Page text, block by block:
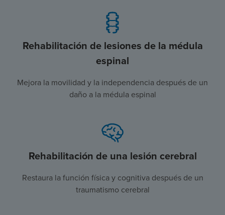
Rehabilitación de lesiones de la médula
espinal
Mejora la movilidad y la independencia después de un
daño a la médula espinal
Rehabilitación de una lesión cerebral
Restaura la función física y cognitiva después de un
traumatismo cerebral